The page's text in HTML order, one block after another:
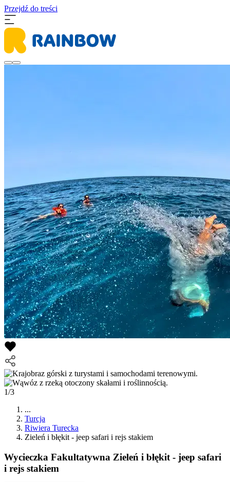
Przejdź do treści
1/3
...
Turcja
Riwiera Turecka
Zieleń i błękit - jeep safari i rejs stakiem
Wycieczka Fakultatywna Zieleń i błękit - jeep safari
i rejs stakiem